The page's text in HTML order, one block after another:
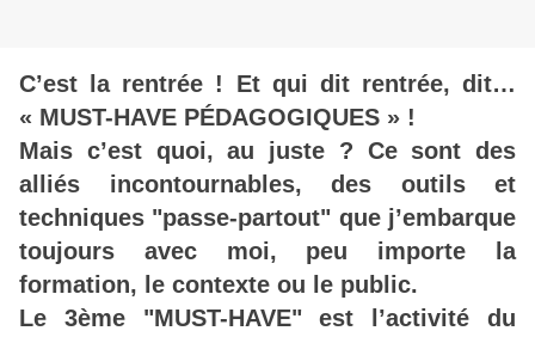
C’est la rentrée ! Et qui dit rentrée, dit…
« MUST-HAVE PÉDAGOGIQUES » !
Mais c’est quoi, au juste ? Ce sont des
alliés incontournables, des outils et
techniques "passe-partout" que j’embarque
toujours avec moi, peu importe la
formation, le contexte ou le public.
Le 3ème "MUST-HAVE" est l’activité du